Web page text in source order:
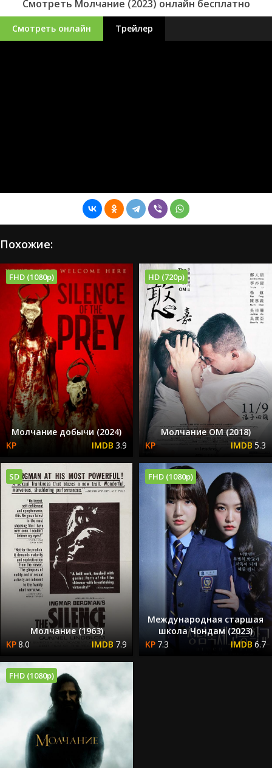
Смотреть Молчание (2023) онлайн бесплатно
Смотреть онлайн Трейлер
Похожие:
FHD (1080p)
Молчание добычи (2024)
3.9
HD (720p)
Молчание ОМ (2018)
5.3
SD
Молчание (1963)
8.0
7.9
FHD (1080p)
Международная старшая
школа Чондам (2023)
7.3
6.7
FHD (1080p)